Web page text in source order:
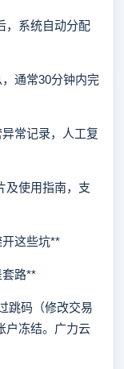
系统自动分配
通常30分钟内完
常记录，人工复
使用指南，支
这些坑**
路**
跳码（修改交易
户冻结。广力云